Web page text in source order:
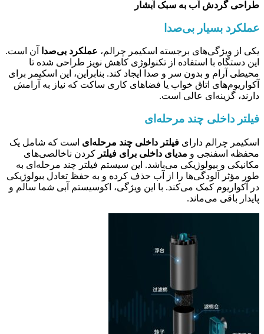
طراحی گردش آب به سبک آبشار
عملکرد بسیار بی‌صدا
یکی از ویژگی‌های برجسته اسکیمر چرالم، عملکرد بی‌صدا
آن است.
این دستگاه با استفاده از تکنولوژی کاهش نویز طراحی شده تا
محیطی آرام و بدون سر و صدا ایجاد کند. بنابراین، این اسکیمر برای
آکواریوم‌های اتاق خواب یا فضاهای کاری ساکت که نیاز به آرامش
دارند، گزینه‌ای عالی است.
فیلتر داخلی چند مرحله‌ای
اسکیمر چرالم دارای فیلتر داخلی چند مرحله‌ای است که شامل یک
محفظه اسفنجی و مدیای داخلی برای فیلتر کردن ناخالصی‌های
مکانیکی و بیولوژیکی می‌باشد. این سیستم فیلتر چند مرحله‌ای به
طور مؤثر آلودگی‌ها را از آب حذف کرده و به حفظ تعادل بیولوژیکی
در آکواریوم کمک می‌کند. با این ویژگی، اکوسیستم آبی شما سالم و
پایدار باقی می‌ماند.